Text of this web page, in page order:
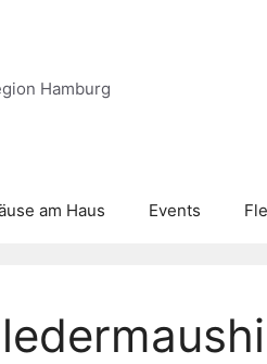
Hamburg
am Haus Events